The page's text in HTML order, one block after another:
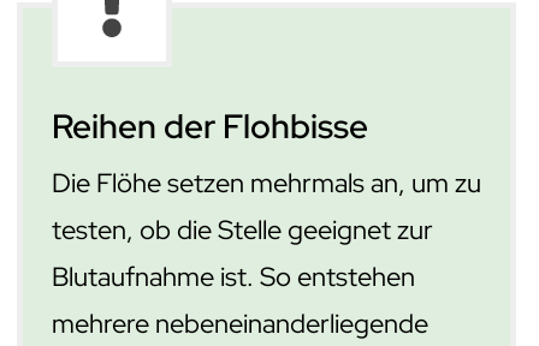
Reihen der Flohbisse
Die Flöhe setzen mehrmals an, um zu
testen, ob die Stelle geeignet zur
Blutaufnahme ist. So entstehen
mehrere nebeneinanderliegende